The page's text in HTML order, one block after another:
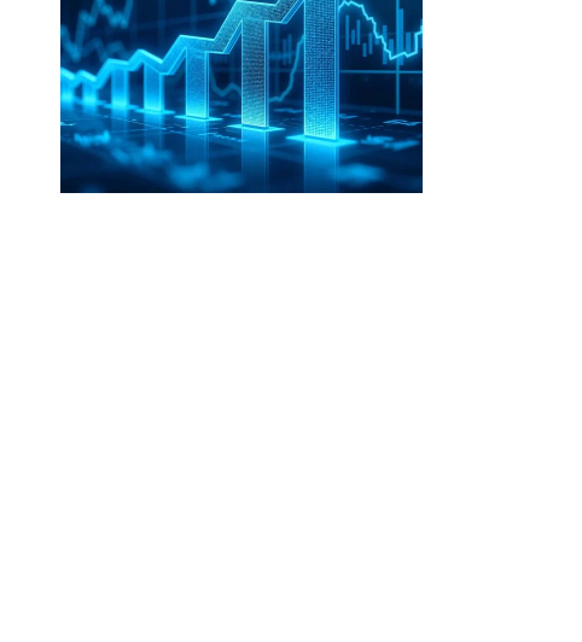
Евгений
Павленко,
Коммерсантъ